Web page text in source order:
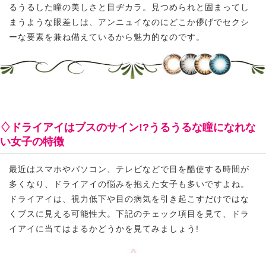
るうるした瞳の美しさと目ヂカラ。見つめられと固まってし
まうような眼差しは、アンニュイなのにどこか儚げでセクシ
ーな要素を兼ね備えているから魅力的なのです。
♢ドライアイはブスのサイン!?うるうるな瞳になれな
い女子の特徴
最近はスマホやパソコン、テレビなどで目を酷使する時間が
多くなり、ドライアイの悩みを抱えた女子も多いですよね。
ドライアイは、視力低下や目の病気を引き起こすだけではな
くブスに見える可能性大。下記のチェック項目を見て、ドラ
イアイに当てはまるかどうかを見てみましょう!